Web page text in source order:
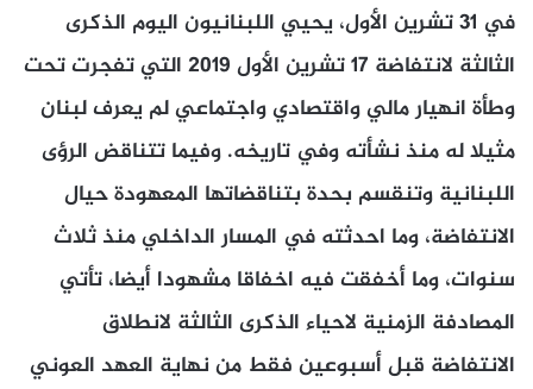
في 31 تشرين الأول، يحيي اللبنانيون اليوم الذكرى
الثالثة لانتفاضة 17 تشرين الأول 2019 التي تفجرت تحت
وطأة انهيار مالي واقتصادي واجتماعي لم يعرف لبنان
مثيلا له منذ نشأته وفي تاريخه. وفيما تتناقض الرؤى
اللبنانية وتنقسم بحدة بتناقضاتها المعهودة حيال
الانتفاضة، وما احدثته في المسار الداخلي منذ ثلاث
سنوات، وما أخفقت فيه اخفاقا مشهودا أيضا، تأتي
المصادفة الزمنية لاحياء الذكرى الثالثة لانطلاق
الانتفاضة قبل أسبوعين فقط من نهاية العهد العوني